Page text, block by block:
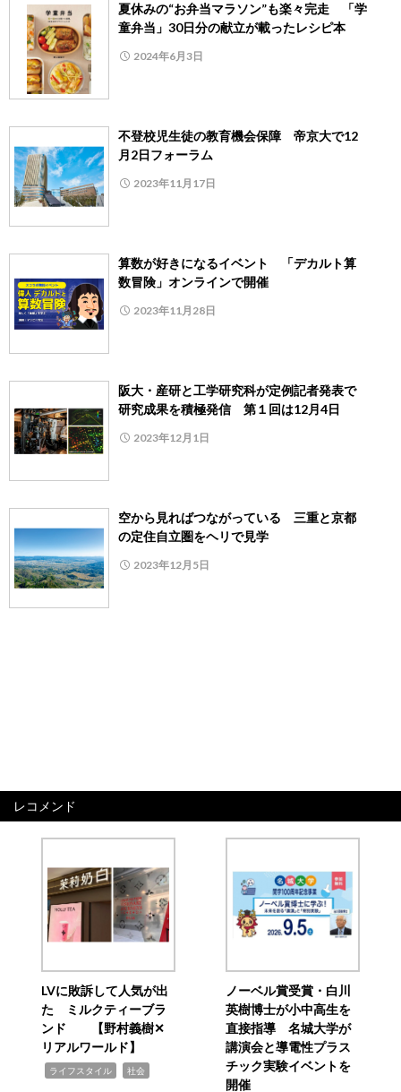
夏休みの“お弁当マラソン”も楽々完走 「学
童弁当」30日分の献立が載ったレシピ本
2024年6月3日
不登校児生徒の教育機会保障 帝京大で12
月2日フォーラム
2023年11月17日
算数が好きになるイベント 「デカルト算
数冒険」オンラインで開催
2023年11月28日
阪大・産研と工学研究科が定例記者発表で
研究成果を積極発信 第１回は12月4日
2023年12月1日
空から見ればつながっている 三重と京都
の定住自立圏をヘリで見学
2023年12月5日
レコメンド
LVに敗訴して人気が出
た ミルクティーブラ
ンド 【野村義樹✕
リアルワールド】
ライフスタイル 社会
ノーベル賞受賞・白川
英樹博士が小中高生を
直接指導 名城大学が
講演会と導電性プラス
チック実験イベントを
開催